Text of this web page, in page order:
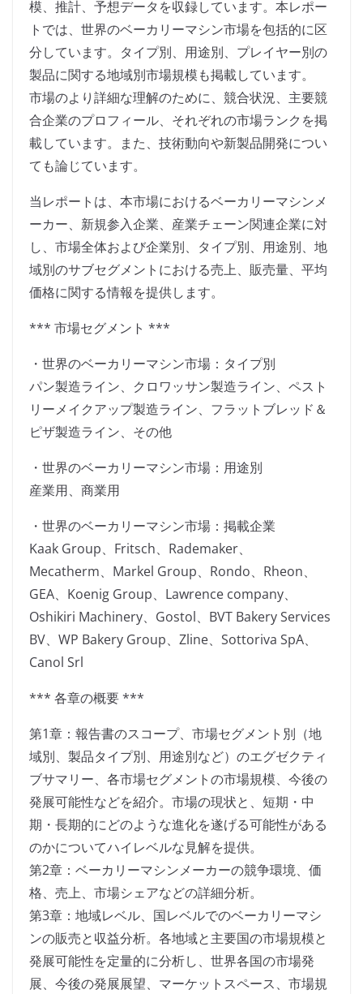
模、推計、予想データを収録しています。本レポー
トでは、世界のベーカリーマシン市場を包括的に区
分しています。タイプ別、用途別、プレイヤー別の
製品に関する地域別市場規模も掲載しています。
市場のより詳細な理解のために、競合状況、主要競
合企業のプロフィール、それぞれの市場ランクを掲
載しています。また、技術動向や新製品開発につい
ても論じています。
当レポートは、本市場におけるベーカリーマシンメ
ーカー、新規参入企業、産業チェーン関連企業に対
し、市場全体および企業別、タイプ別、用途別、地
域別のサブセグメントにおける売上、販売量、平均
価格に関する情報を提供します。
*** 市場セグメント ***
・世界のベーカリーマシン市場：タイプ別
パン製造ライン、クロワッサン製造ライン、ペスト
リーメイクアップ製造ライン、フラットブレッド＆
ピザ製造ライン、その他
・世界のベーカリーマシン市場：用途別
産業用、商業用
・世界のベーカリーマシン市場：掲載企業
Kaak Group、Fritsch、Rademaker、
Mecatherm、Markel Group、Rondo、Rheon、
GEA、Koenig Group、Lawrence company、
Oshikiri Machinery、Gostol、BVT Bakery Services
BV、WP Bakery Group、Zline、Sottoriva SpA、
Canol Srl
*** 各章の概要 ***
第1章：報告書のスコープ、市場セグメント別（地
域別、製品タイプ別、用途別など）のエグゼクティ
ブサマリー、各市場セグメントの市場規模、今後の
発展可能性などを紹介。市場の現状と、短期・中
期・長期的にどのような進化を遂げる可能性がある
のかについてハイレベルな見解を提供。
第2章：ベーカリーマシンメーカーの競争環境、価
格、売上、市場シェアなどの詳細分析。
第3章：地域レベル、国レベルでのベーカリーマシ
ンの販売と収益分析。各地域と主要国の市場規模と
発展可能性を定量的に分析し、世界各国の市場発
展、今後の発展展望、マーケットスペース、市場規